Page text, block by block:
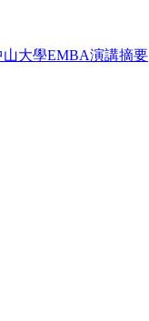
大學EMBA演講摘要